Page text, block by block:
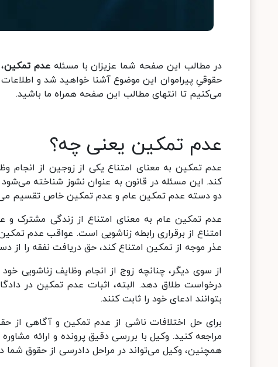
در مطالب این صفحه شما عزیزان با مسئلهعدم تمکین
حقوقیِ پیراموان این موضوع آشنا خواهید شد و
می‌کنیم تا انتهای مطالب این صفحه همراه ما باشید.
عدم تمکین یعنی چه؟
عدم تمکین به معنای امتناع یکی از زوجین از انجام
کند. این مسئله در قانون به عنوان نشوز شناخته
دو دسته عدم تمکین عام و عدم تمکین خاص تقسیم
عدم تمکین عام به معنای امتناع از زندگی مشترک
امتناع از برقراری رابطه زناشویی است. عواقب عدم
عذر موجه از تمکین امتناع کند، حق دریافت نفقه را
از سوی دیگر، چنانچه زوج از انجام وظایف زناشویی
درخواست طلاق دهد. البته، اثبات عدم تمکین در
بتوانند ادعای خود را ثابت کنند.
برای حل اختلافات ناشی از عدم تمکین و آگاهی از
مراجعه کنید. وکیل با بررسی دقیق پرونده و ارائه
همچنین، وکیل می‌تواند در مراحل دادرسی از حقوق